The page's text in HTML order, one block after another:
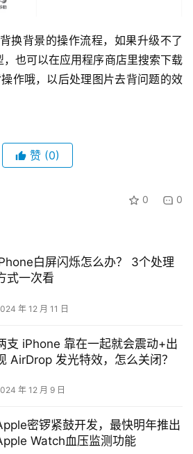
换背景的操作流程，如果升级不了
也可以在应用程序商店里搜索下载
作哦，以后处理图片去背问题的效
赞 (0)
0 0
白屏闪烁怎么办？ 3个处理
式一次看
年 12 月 11 日
支 iPhone 靠在一起就会震动+出
AirDrop 发光特效，怎么关闭？
年 12 月 9 日
密锣紧鼓开发，最快明年推出
Watch血压监测功能